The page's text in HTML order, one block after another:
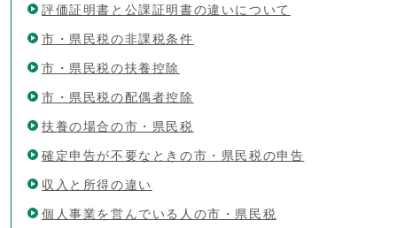
評価証明書と公課証明書の違いについて
市・県民税の非課税条件
市・県民税の扶養控除
市・県民税の配偶者控除
扶養の場合の市・県民税
確定申告が不要なときの市・県民税の申告
収入と所得の違い
個人事業を営んでいる人の市・県民税